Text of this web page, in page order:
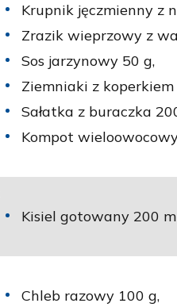
Krupnik jęczmienny z
Zrazik wieprzowy z
Sos jarzynowy 50 g,
Ziemniaki z koperkiem
Sałatka z buraczka
Kompot
Kisiel gotowany 200
Chleb razowy 100 g,